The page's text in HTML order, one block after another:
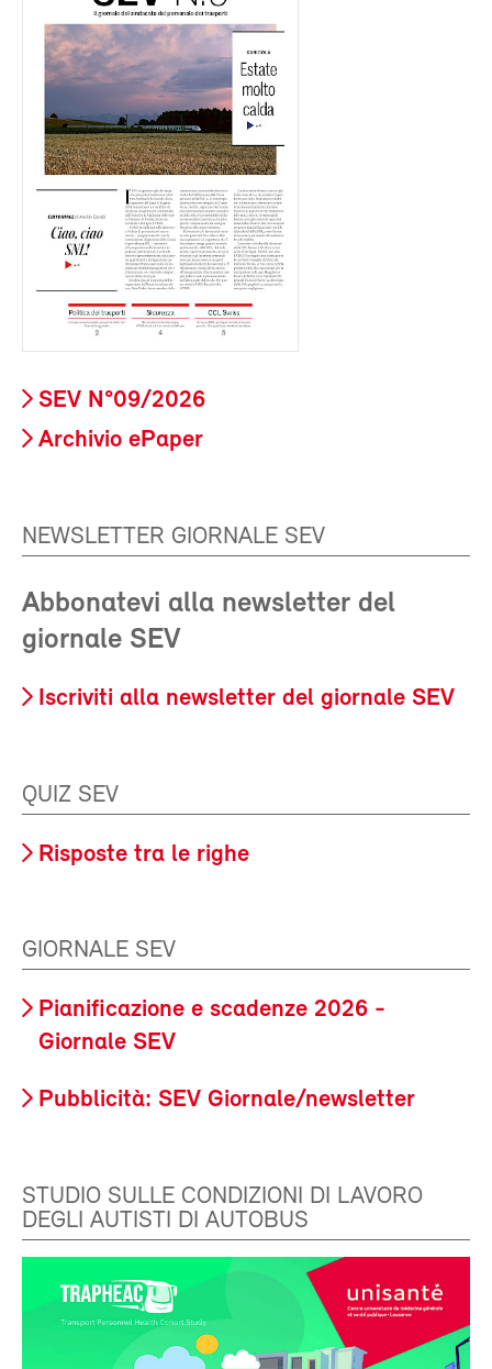
SEV N°09/2026
Archivio ePaper
NEWSLETTER GIORNALE SEV
Abbonatevi alla newsletter del
giornale SEV
Iscriviti alla newsletter del giornale SEV
QUIZ SEV
Risposte tra le righe
GIORNALE SEV
Pianificazione e scadenze 2026 -
Giornale SEV
Pubblicità: SEV Giornale/newsletter
STUDIO SULLE CONDIZIONI DI LAVORO
DEGLI AUTISTI DI AUTOBUS